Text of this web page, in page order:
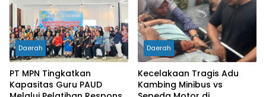
Daerah
PT MPN Tingkatkan
Kapasitas Guru PAUD
Daerah
Kecelakaan Tragis Adu
Kambing Minibus vs